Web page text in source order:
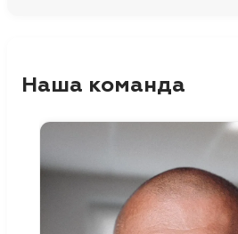
Наша команда